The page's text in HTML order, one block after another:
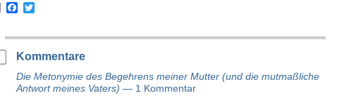
E
m
l
F
e
b
o
o
k
t
t
e
r
Kommentare
Die Metonymie des Begehrens meiner Mutter (und die mutmaßliche
Antwort meines Vaters) — 1 Kommentar